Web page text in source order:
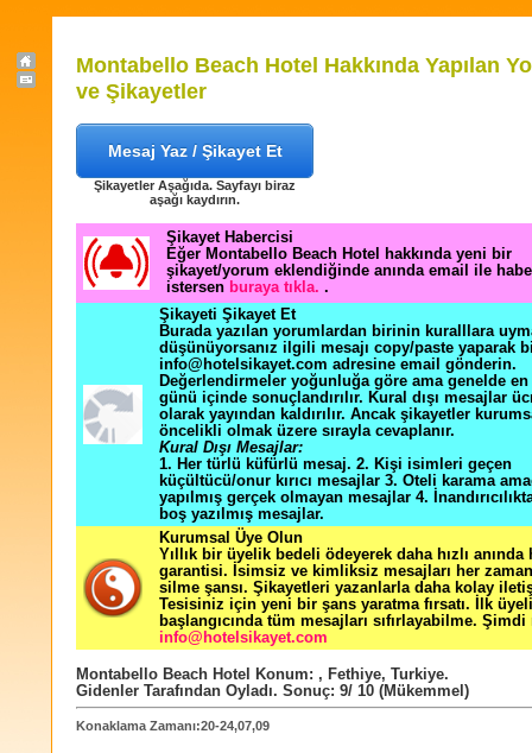
Montabello Beach Hotel Hakkında Yapılan
ve Şikayetler
Mesaj Yaz / Şikayet Et
Şikayetler Aşağıda. Sayfayı biraz
aşağı kaydırın.
Şikayet Habercisi
Eğer Montabello Beach Hotel hakkında yeni bir
şikayet/yorum eklendiğinde anında email ile
istersen buraya tıkla. .
Şikayeti Şikayet Et
Burada yazılan yorumlardan birinin kuralllara
düşünüyorsanız ilgili mesajı copy/paste yaparak
info@hotelsikayet.com adresine email gönderin.
Değerlendirmeler yoğunluğa göre ama genelde
günü içinde sonuçlandırılır. Kural dışı mesajlar
olarak yayından kaldırılır. Ancak şikayetler
öncelikli olmak üzere sırayla cevaplanır.
Kural Dışı Mesajlar:
1. Her türlü küfürlü mesaj. 2. Kişi isimleri geçen
küçültücü/onur kırıcı mesajlar 3. Oteli karama
yapılmış gerçek olmayan mesajlar 4.
boş yazılmış mesajlar.
Kurumsal Üye Olun
Yıllık bir üyelik bedeli ödeyerek daha hızlı
garantisi. İsimsiz ve kimliksiz mesajları her zaman
silme şansı. Şikayetleri yazanlarla daha kolay
Tesisiniz için yeni bir şans yaratma fırsatı. İlk
başlangıcında tüm mesajları sıfırlayabilme. Şimdi
info@hotelsikayet.com
Montabello Beach Hotel Konum: , Fethiye, Turkiye.
Gidenler Tarafından Oyladı. Sonuç: 9/ 10 (Mükemmel)
Konaklama Zamanı:20-24,07,09